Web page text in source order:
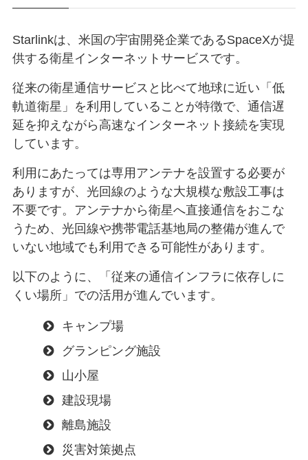
Starlinkは、米国の宇宙開発企業であるSpaceXが提
供する衛星インターネットサービスです。
従来の衛星通信サービスと比べて地球に近い「低
軌道衛星」を利用していることが特徴で、通信遅
延を抑えながら高速なインターネット接続を実現
しています。
利用にあたっては専用アンテナを設置する必要が
ありますが、光回線のような大規模な敷設工事は
不要です。アンテナから衛星へ直接通信をおこな
うため、光回線や携帯電話基地局の整備が進んで
いない地域でも利用できる可能性があります。
以下のように、「従来の通信インフラに依存しに
くい場所」での活用が進んでいます。
キャンプ場
グランピング施設
山小屋
建設現場
離島施設
災害対策拠点